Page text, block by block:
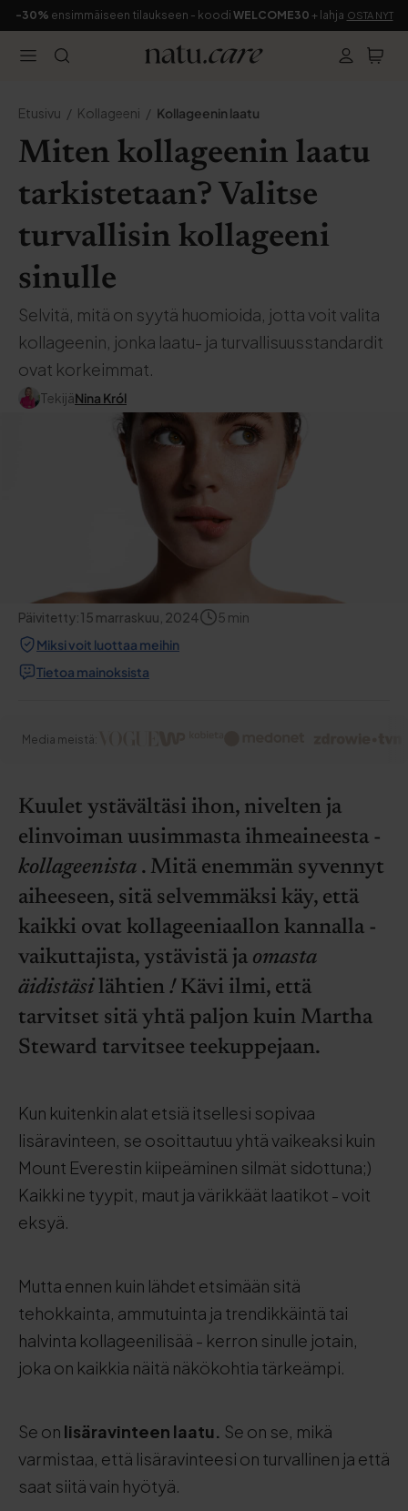
-30% ensimmäiseen tilaukseen - koodi WELCOME30 + lahja OSTA NYT
Etusivu Kollageeni Kollageenin laatu
Miten kollageenin laatu
tarkistetaan? Valitse
turvallisin kollageeni
sinulle
Selvitä, mitä on syytä huomioida, jotta voit valita
kollageenin, jonka laatu- ja turvallisuusstandardit
ovat korkeimmat.
TekijäNina Król
Päivitetty:15 marraskuu, 2024 5 min
Miksi voit luottaa meihin
Tietoa mainoksista
Media meistä:
Kuulet ystävältäsi ihon, nivelten ja
elinvoiman uusimmasta ihmeaineesta -
kollageenista . Mitä enemmän syvennyt
aiheeseen, sitä selvemmäksi käy, että
kaikki ovat kollageeniaallon kannalla -
vaikuttajista, ystävistä ja omasta
äidistäsilähtien ! Kävi ilmi, että
tarvitset sitä yhtä paljon kuin Martha
Steward tarvitsee teekuppejaan.
Kun kuitenkin alat etsiä itsellesi sopivaa
lisäravinteen, se osoittautuu yhtä vaikeaksi kuin
Mount Everestin kiipeäminen silmät sidottuna;)
Kaikki ne tyypit, maut ja värikkäät laatikot - voit
eksyä.
Mutta ennen kuin lähdet etsimään sitä
tehokkainta, ammutuinta ja trendikkäintä tai
halvinta kollageenilisää - kerron sinulle jotain,
joka on kaikkia näitä näkökohtia tärkeämpi.
Se on lisäravinteen laatu. Se on se, mikä
varmistaa, että lisäravinteesi on turvallinen ja että
saat siitä vain hyötyä.